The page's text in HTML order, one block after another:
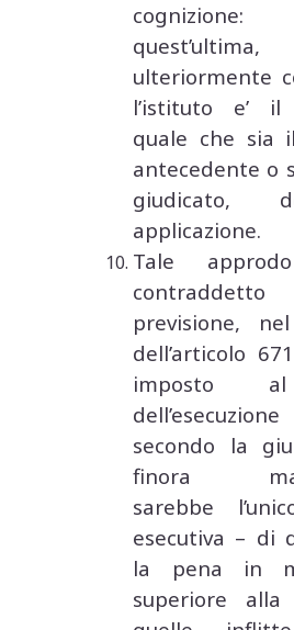
cognizione:
ulteriormente
l’istituto e’ il
quale che sia
antecedente o
giudicato,
applicazione.
Tale
previsione,
dell’articolo
imposto
secondo la
finora
sarebbe
esecutiva – di
la pena in
superiore